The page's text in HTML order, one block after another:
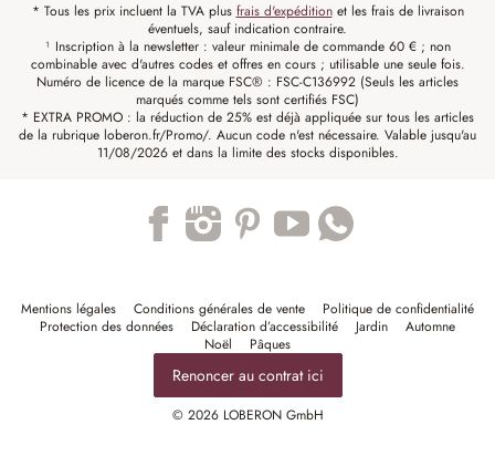
* Tous les prix incluent la TVA plus frais d'expéditionet les frais de livraison
éventuels, sauf indication contraire.
¹ Inscription à la newsletter : valeur minimale de commande 60 € ; non
combinable avec d'autres codes et offres en cours ; utilisable une seule fois.
Numéro de licence de la marque FSC® : FSC-C136992 (Seuls les articles
marqués comme tels sont certifiés FSC)
* EXTRA PROMO : la réduction de 25% est déjà appliquée sur tous les articles
de la rubrique loberon.fr/Promo/. Aucun code n'est nécessaire. Valable jusqu'au
11/08/2026 et dans la limite des stocks disponibles.
Mentions légales Conditions générales de vente
Politique de confidentialité
Protection des données
Déclaration d’accessibilité Jardin
Automne
Noël
Pâques
Renoncer au contrat ici
© 2026 LOBERON GmbH